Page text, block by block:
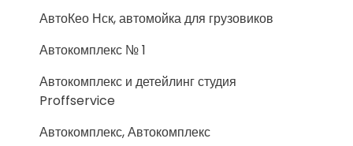
АвтоКео Нск, автомойка для грузовиков
Автокомплекс № 1
Автокомплекс и детейлинг студия
Proffservice
Автокомплекс, Автокомплекс